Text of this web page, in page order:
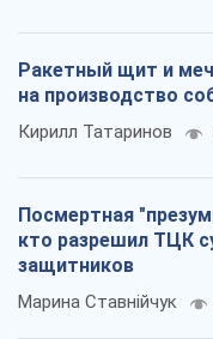
Ракетный щит и
на производство
Кирилл Татаринов
Посмертная
кто разрешил ТЦК
защитников
Марина Ставнійчук